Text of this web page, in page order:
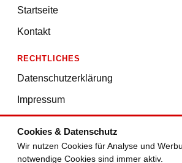
Cookies & Datenschutz
Wir nutzen Cookies für Analyse und
notwendige Cookies sind immer aktiv.
Startseite
Kontakt
RECHTLICHES
Datenschutzerklärung
Impressum
Redaktion